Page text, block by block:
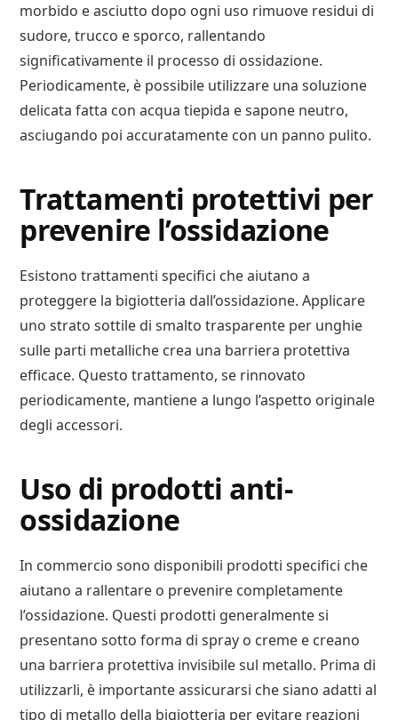
morbido e asciutto dopo ogni uso rimuove residui di
sudore, trucco e sporco, rallentando
significativamente il processo di ossidazione.
Periodicamente, è possibile utilizzare una soluzione
delicata fatta con acqua tiepida e sapone neutro,
asciugando poi accuratamente con un panno pulito.
Trattamenti protettivi per
prevenire l’ossidazione
Esistono trattamenti specifici che aiutano a
proteggere la bigiotteria dall’ossidazione. Applicare
uno strato sottile di smalto trasparente per unghie
sulle parti metalliche crea una barriera protettiva
efficace. Questo trattamento, se rinnovato
periodicamente, mantiene a lungo l’aspetto originale
degli accessori.
Uso di prodotti anti-
ossidazione
In commercio sono disponibili prodotti specifici che
aiutano a rallentare o prevenire completamente
l’ossidazione. Questi prodotti generalmente si
presentano sotto forma di spray o creme e creano
una barriera protettiva invisibile sul metallo. Prima di
utilizzarli, è importante assicurarsi che siano adatti al
tipo di metallo della bigiotteria per evitare reazioni